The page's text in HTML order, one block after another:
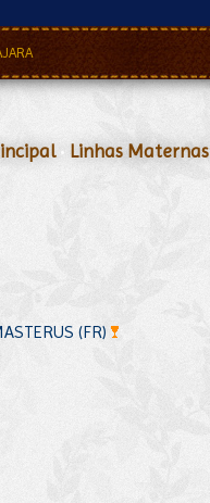
• Linhas Maternas
(FR)